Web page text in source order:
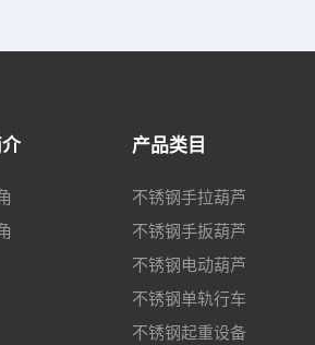
产品类目
不锈钢手拉葫芦
不锈钢手扳葫芦
不锈钢电动葫芦
不锈钢单轨行车
不锈钢起重设备